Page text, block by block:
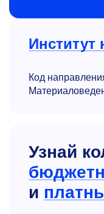
Институт
Код
Узнай
и